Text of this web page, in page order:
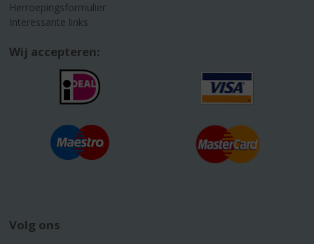
Herroepingsformulier
Interessante links
Wij accepteren:
Volg ons